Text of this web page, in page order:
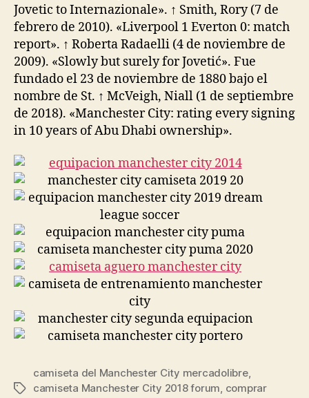
Jovetic to Internazionale». ↑ Smith, Rory (7 de
febrero de 2010). «Liverpool 1 Everton 0: match
report». ↑ Roberta Radaelli (4 de noviembre de
2009). «Slowly but surely for Jovetić». Fue
fundado el 23 de noviembre de 1880 bajo el
nombre de St. ↑ McVeigh, Niall (1 de septiembre
de 2018). «Manchester City: rating every signing
in 10 years of Abu Dhabi ownership».
Etiquetas
camiseta del Manchester City mercadolibre,
camiseta Manchester City 2018 forum, comprar